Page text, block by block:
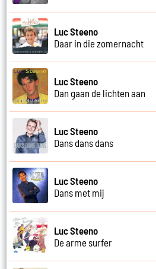
Luc Steeno
Daar in die zomernacht
Luc Steeno
Dan gaan de lichten aan
Luc Steeno
Dans dans dans
Luc Steeno
Dans met mij
Luc Steeno
De arme surfer